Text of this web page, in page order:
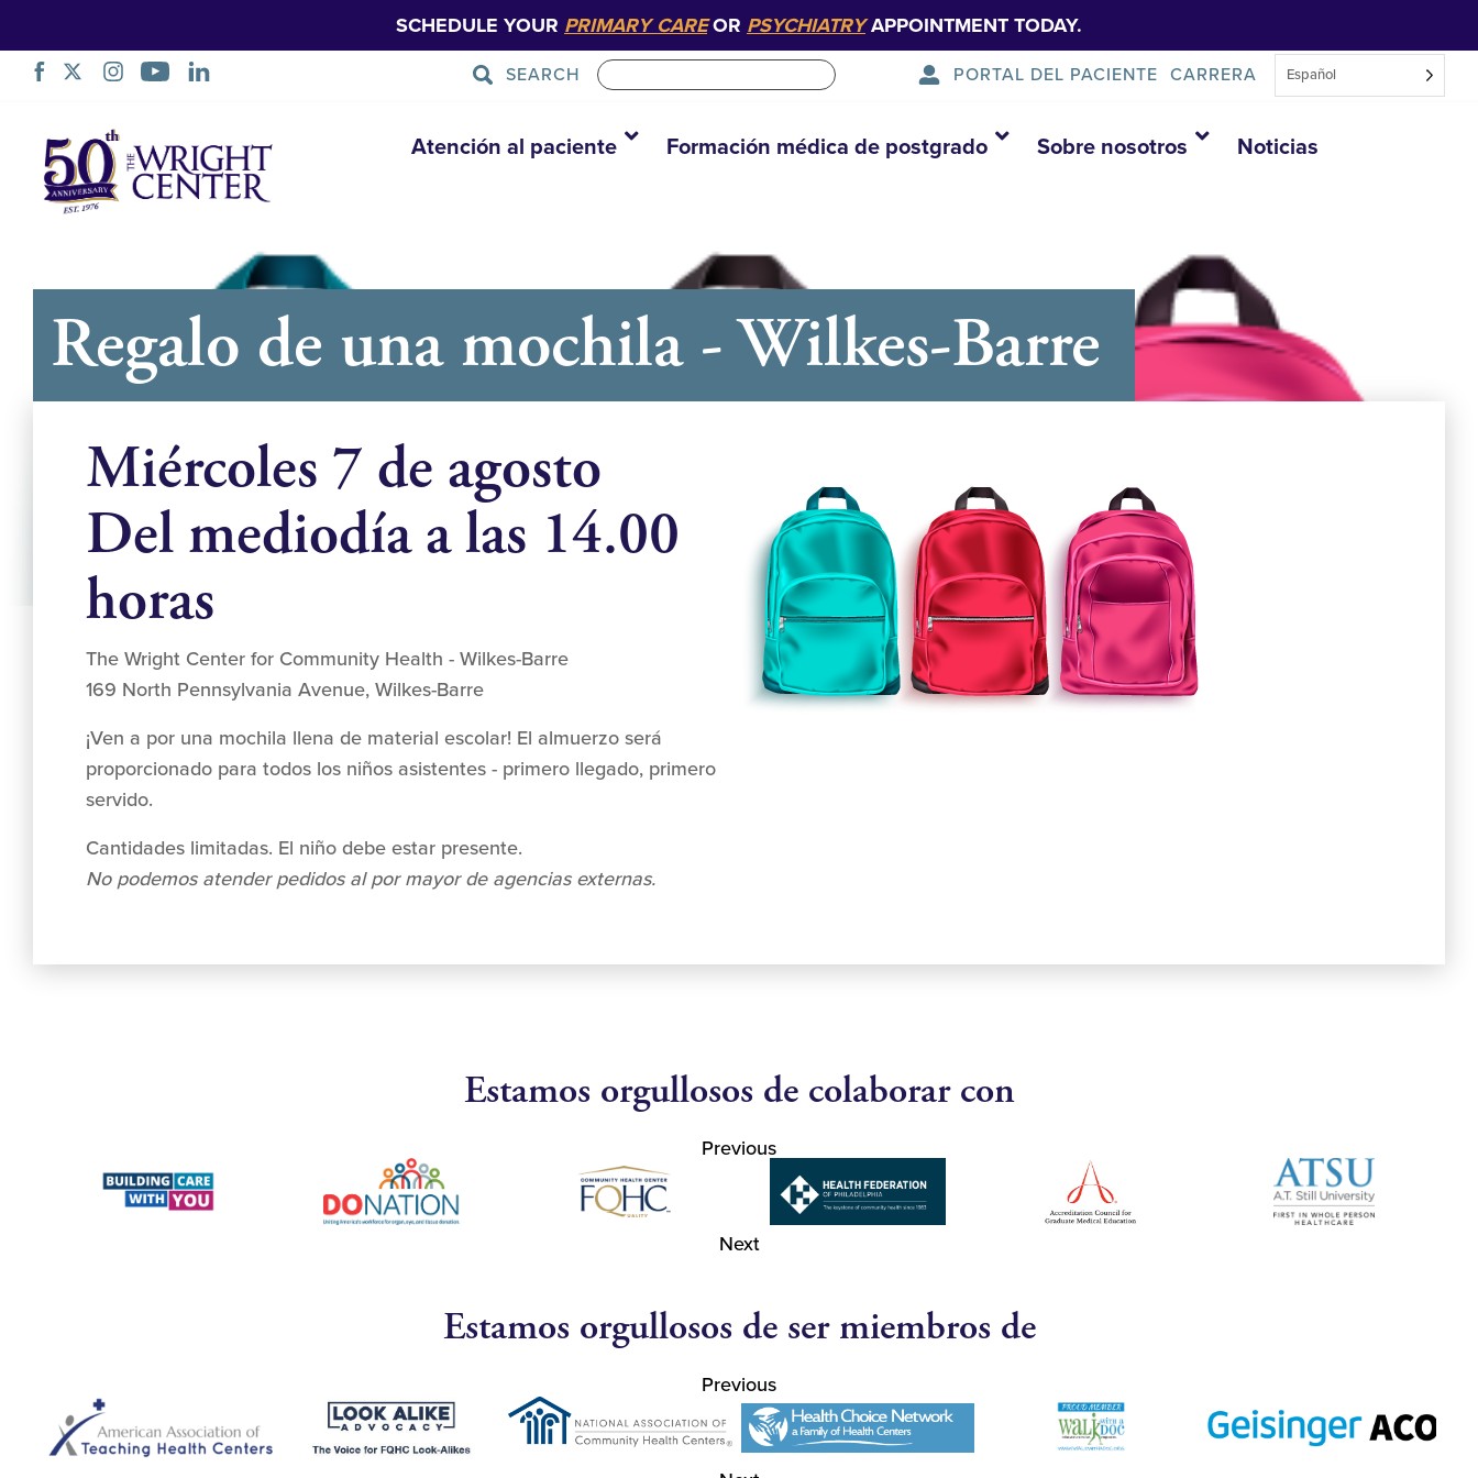
SCHEDULE YOUR PRIMARY CAREOR PSYCHIATRYAPPOINTMENT TODAY.
SEARCH PORTAL DEL PACIENTE CARRERA Español
navegación
Atención al paciente Formación médica de postgrado Sobre nosotros Noticias
Regalo de una mochila - Wilkes-Barre
Miércoles 7 de agosto
Del mediodía a las 14.00
horas
The Wright Center for Community Health - Wilkes-Barre
169 North Pennsylvania Avenue, Wilkes-Barre
¡Ven a por una mochila llena de material escolar! El almuerzo será
proporcionado para todos los niños asistentes - primero llegado, primero
servido.
Cantidades limitadas. El niño debe estar presente.
No podemos atender pedidos al por mayor de agencias externas.
Estamos orgullosos de colaborar con
Previous
Next
Estamos orgullosos de ser miembros de
Previous